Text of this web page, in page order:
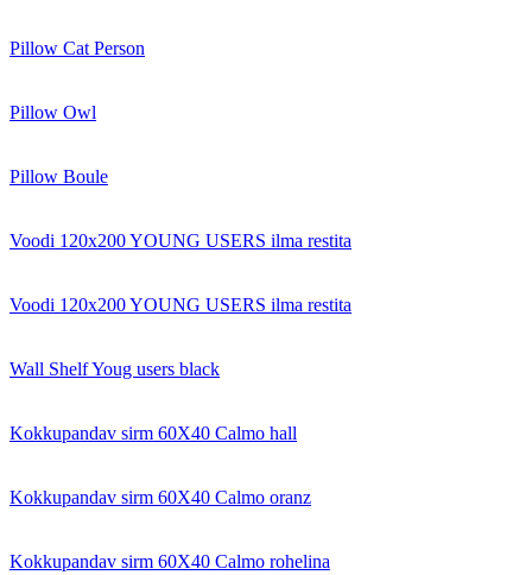
Pillow Cat Person
Pillow Owl
Pillow Boule
Voodi 120x200 YOUNG USERS ilma restita
Voodi 120x200 YOUNG USERS ilma restita
Wall Shelf Youg users black
Kokkupandav sirm 60X40 Calmo hall
Kokkupandav sirm 60X40 Calmo oranz
Kokkupandav sirm 60X40 Calmo rohelina